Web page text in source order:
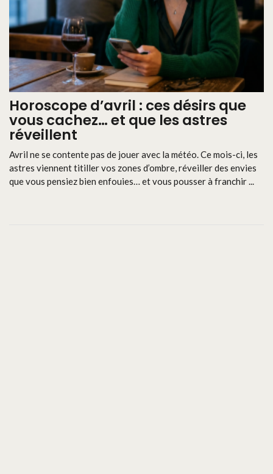
Horoscope d’avril : ces désirs que
vous cachez… et que les astres
réveillent
Avril ne se contente pas de jouer avec la météo. Ce mois-ci, les
astres viennent titiller vos zones d’ombre, réveiller des envies
que vous pensiez bien enfouies… et vous pousser à franchir ...